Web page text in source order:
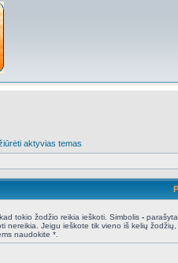
aktyvias temas
tokio žodžio reikia ieškoti. Simbolis -
nereikia. Jeigu ieškote tik vieno iš kelių žodžių,
naudokite *.